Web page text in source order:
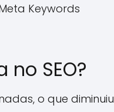
Keywords
SEO?
o que diminuiu